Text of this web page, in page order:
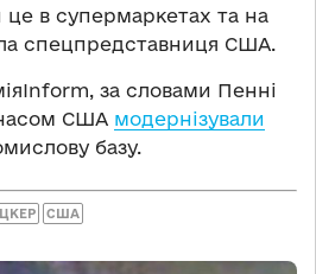
це в супермаркетах та на
спецпредставниця США.
за словами Пенні
США модернізували
базу.
США